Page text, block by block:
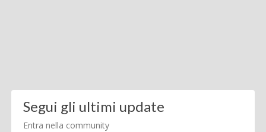
Segui gli ultimi update
Entra nella community